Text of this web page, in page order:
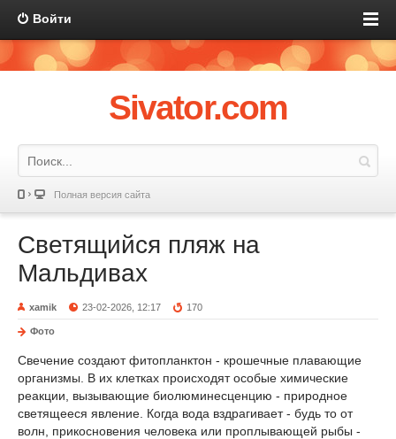
Войти
Sivator.com
Полная версия сайта
Светящийся пляж на
Мальдивах
xamik 23-02-2026, 12:17 170
Фото
Свечение создают фитопланктон - крошечные плавающие
организмы. В их клетках происходят особые химические
реакции, вызывающие биолюминесценцию - природное
светящееся явление. Когда вода вздрагивает - будь то от
волн, прикосновения человека или проплывающей рыбы -